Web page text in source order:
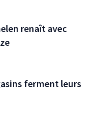
renaît avec
ferment leurs